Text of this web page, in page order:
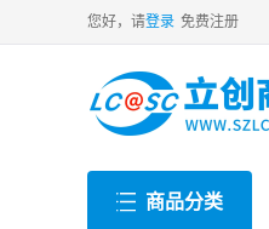
您好，请登录 免费注册
商品分类